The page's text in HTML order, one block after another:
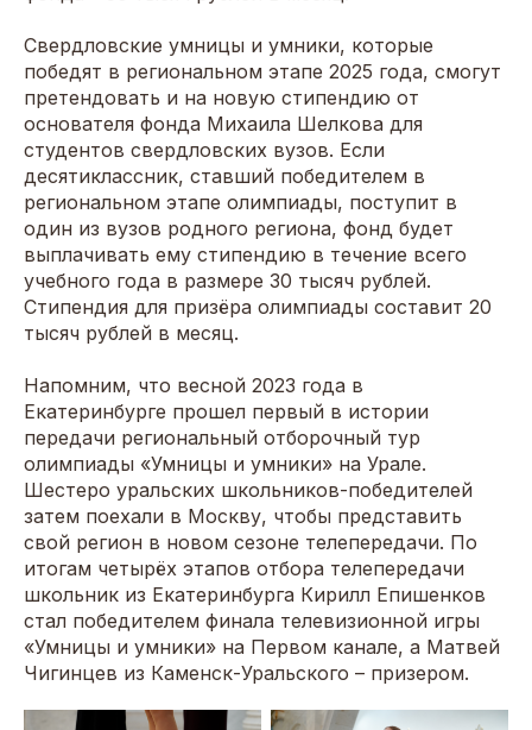
Свердловские умницы и умники, которые
победят в региональном этапе 2025 года, смогут
претендовать и на новую стипендию от
основателя фонда Михаила Шелкова для
студентов свердловских вузов. Если
десятиклассник, ставший победителем в
региональном этапе олимпиады, поступит в
один из вузов родного региона, фонд будет
выплачивать ему стипендию в течение всего
учебного года в размере 30 тысяч рублей.
Стипендия для призёра олимпиады составит 20
тысяч рублей в месяц.
Напомним, что весной 2023 года в
Екатеринбурге прошел первый в истории
передачи региональный отборочный тур
олимпиады «Умницы и умники» на Урале.
Шестеро уральских школьников-победителей
затем поехали в Москву, чтобы представить
свой регион в новом сезоне телепередачи. По
итогам четырёх этапов отбора телепередачи
школьник из Екатеринбурга Кирилл Епишенков
стал победителем финала телевизионной игры
«Умницы и умники» на Первом канале, а Матвей
Чигинцев из Каменск-Уральского – призером.